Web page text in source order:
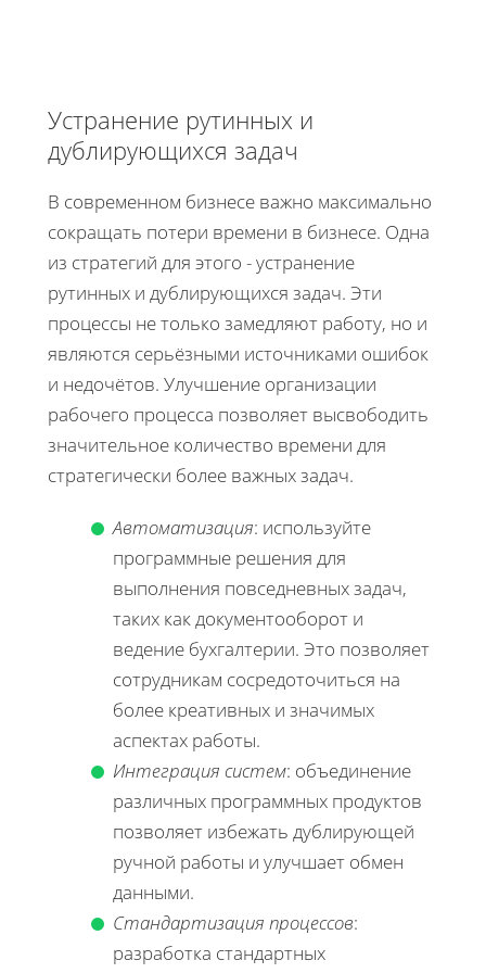
Устранение рутинных и
дублирующихся задач
В современном бизнесе важно максимально
сокращать потери времени в бизнесе. Одна
из стратегий для этого - устранение
рутинных и дублирующихся задач. Эти
процессы не только замедляют работу, но и
являются серьёзными источниками ошибок
и недочётов. Улучшение организации
рабочего процесса позволяет высвободить
значительное количество времени для
стратегически более важных задач.
Автоматизация: используйте
программные решения для
выполнения повседневных задач,
таких как документооборот и
ведение бухгалтерии. Это позволяет
сотрудникам сосредоточиться на
более креативных и значимых
аспектах работы.
Интеграция систем: объединение
различных программных продуктов
позволяет избежать дублирующей
ручной работы и улучшает обмен
данными.
Стандартизация процессов:
разработка стандартных